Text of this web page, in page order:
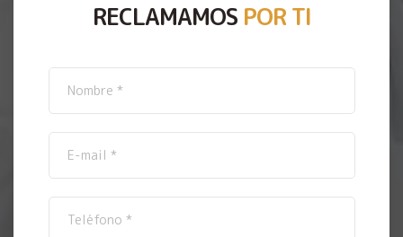
RECLAMAMOS POR TI